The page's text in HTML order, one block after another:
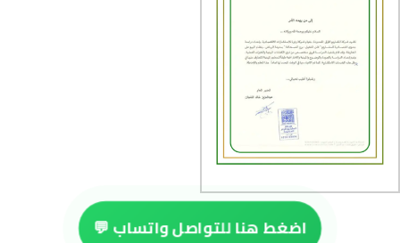
اضغط هنا للتواصل واتساب 💬